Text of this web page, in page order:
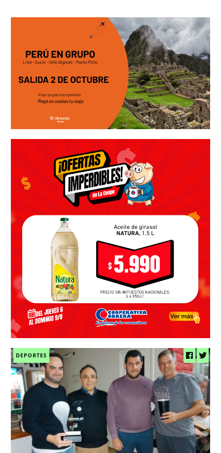
DEPORTES